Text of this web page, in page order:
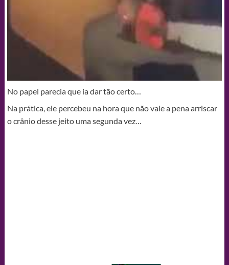
No papel parecia que ia dar tão certo…
Na prática, ele percebeu na hora que não vale a pena arriscar
o crânio desse jeito uma segunda vez…